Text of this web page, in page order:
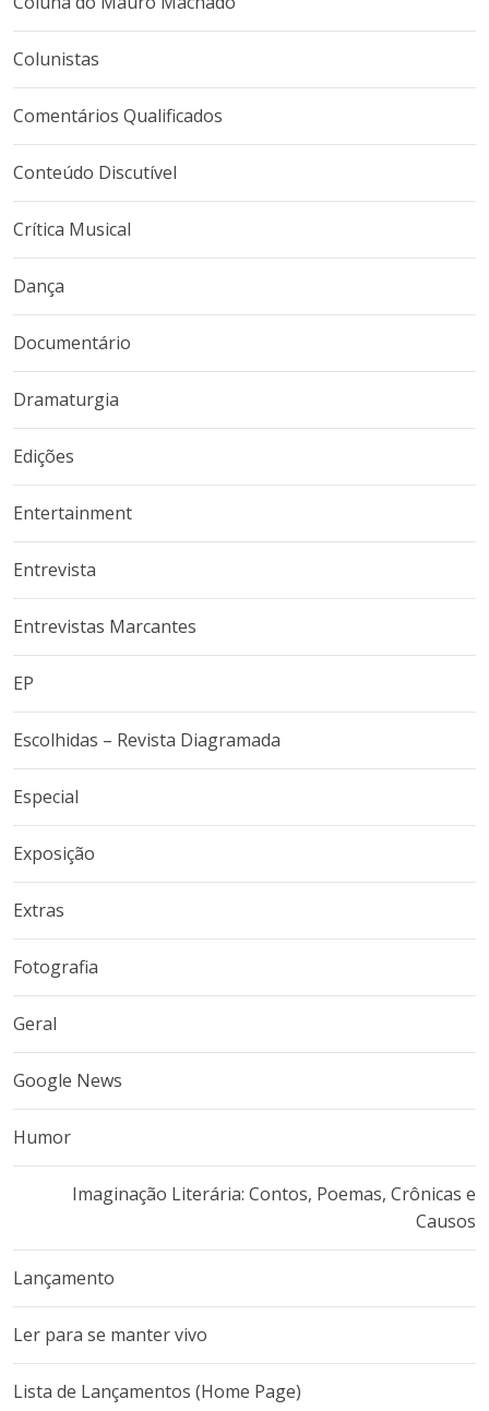
Colunistas
Comentários Qualificados
Conteúdo Discutível
Crítica Musical
Dança
Documentário
Dramaturgia
Edições
Entertainment
Entrevista
Entrevistas Marcantes
EP
Escolhidas – Revista Diagramada
Especial
Exposição
Extras
Fotografia
Geral
Google News
Humor
Imaginação Literária: Contos, Poemas, Crônicas e
Causos
Lançamento
Ler para se manter vivo
Lista de Lançamentos (Home Page)